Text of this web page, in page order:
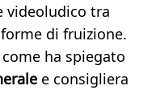
videoludico tra
di fruizione.
ha spiegato
e consigliera